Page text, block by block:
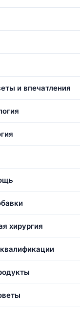
и впечатления
хирургия